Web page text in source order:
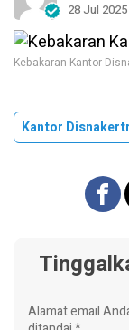
28 Jul
Kebakaran Kantor
Kantor
Alamat email